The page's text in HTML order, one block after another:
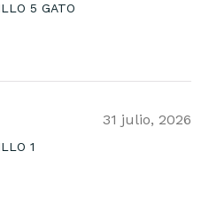
5 GATO
31 julio, 2026
1